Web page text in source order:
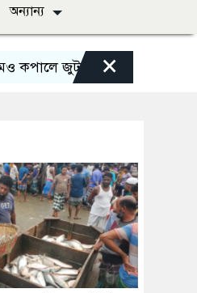
অন্যান্য
জুটছে না ইলিশ, দাম বেশ চড়া
×